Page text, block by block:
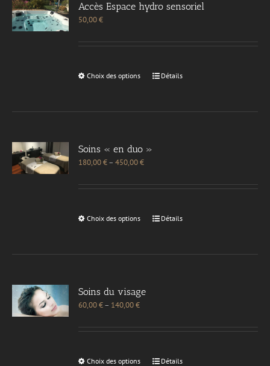
Accès Espace hydro sensoriel
50,00€
Choix des options Détails
Soins « en duo »
180,00€–450,00€
Choix des options Détails
Soins du visage
60,00€– 140,00€
Choix des options Détails